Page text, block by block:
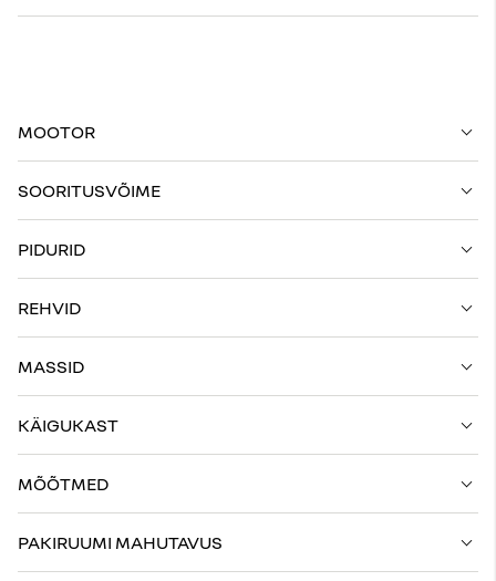
MOOTOR
SOORITUSVÕIME
PIDURID
REHVID
MASSID
KÄIGUKAST
MÕÕTMED
PAKIRUUMI MAHUTAVUS